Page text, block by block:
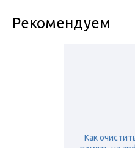
Рекомендуем
Как